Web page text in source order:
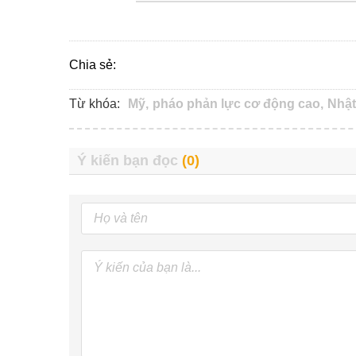
Chia sẻ:
Từ khóa: Mỹ, pháo phản lực cơ động cao,